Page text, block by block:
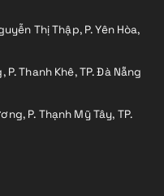
Thị Thập, P. Yên Hòa,
P. Thanh Khê, TP. Đà Nẵng
P. Thạnh Mỹ Tây, TP.